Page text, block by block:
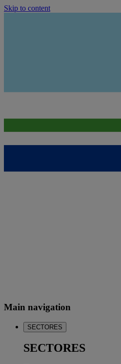
Skip to content
Main navigation
SECTORES
SECTORES